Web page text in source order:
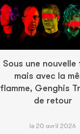
Sous une nouvelle
mais avec la
flamme, Genghis
de retour
le 20 avril 2026